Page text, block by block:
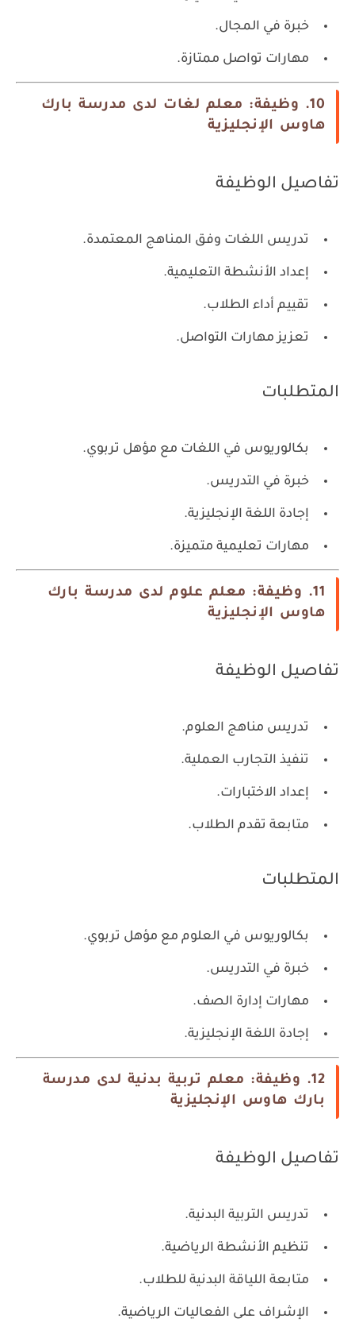
خبرة في المجال.
مهارات تواصل ممتازة.
10. وظيفة: معلم لغات لدى مدرسة بارك
هاوس الإنجليزية
تفاصيل الوظيفة
تدريس اللغات وفق المناهج المعتمدة.
إعداد الأنشطة التعليمية.
تقييم أداء الطلاب.
تعزيز مهارات التواصل.
المتطلبات
بكالوريوس في اللغات مع مؤهل تربوي.
خبرة في التدريس.
إجادة اللغة الإنجليزية.
مهارات تعليمية متميزة.
11. وظيفة: معلم علوم لدى مدرسة بارك
هاوس الإنجليزية
تفاصيل الوظيفة
تدريس مناهج العلوم.
تنفيذ التجارب العملية.
إعداد الاختبارات.
متابعة تقدم الطلاب.
المتطلبات
بكالوريوس في العلوم مع مؤهل تربوي.
خبرة في التدريس.
مهارات إدارة الصف.
إجادة اللغة الإنجليزية.
12. وظيفة: معلم تربية بدنية لدى مدرسة
بارك هاوس الإنجليزية
تفاصيل الوظيفة
تدريس التربية البدنية.
تنظيم الأنشطة الرياضية.
متابعة اللياقة البدنية للطلاب.
الإشراف على الفعاليات الرياضية.